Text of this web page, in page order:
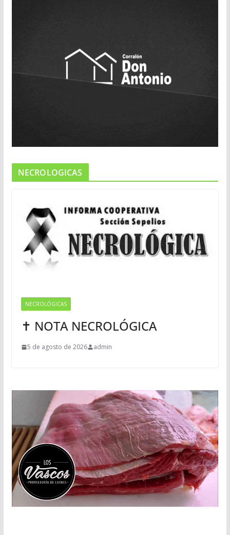
NECROLOGICAS
NECROLÓGICAS
✝ NOTA NECROLÓGICA
5 de agosto de 2026 admin